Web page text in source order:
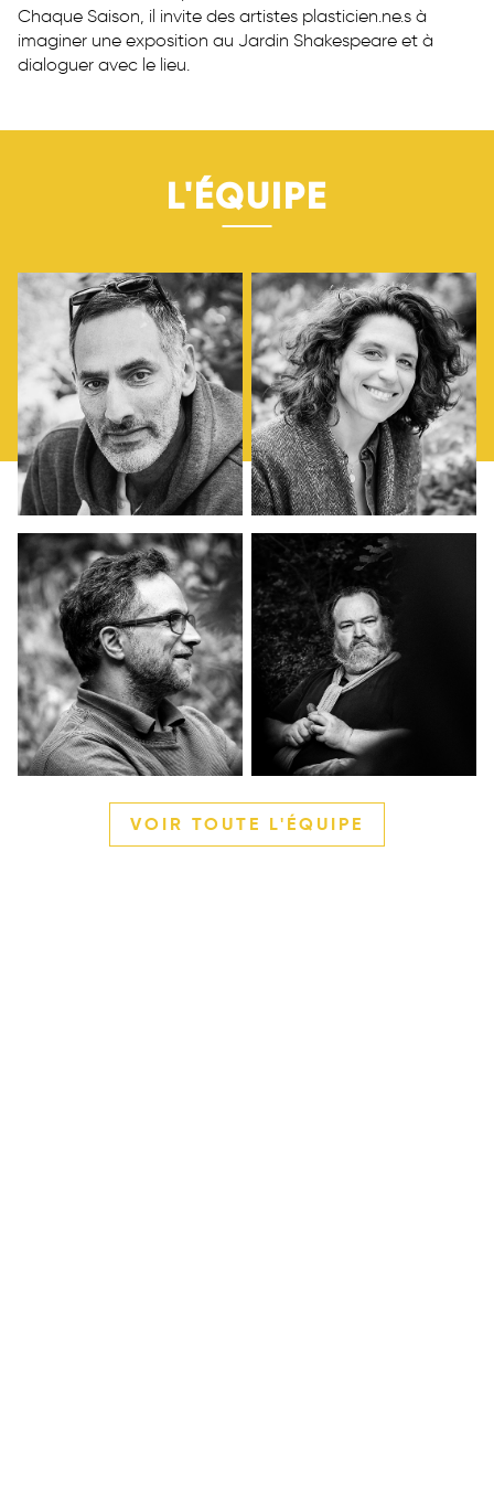
Chaque Saison, il invite des artistes plasticien.ne.s à
imaginer une exposition au Jardin Shakespeare et à
dialoguer avec le lieu.
L'ÉQUIPE
VOIR TOUTE L'ÉQUIPE